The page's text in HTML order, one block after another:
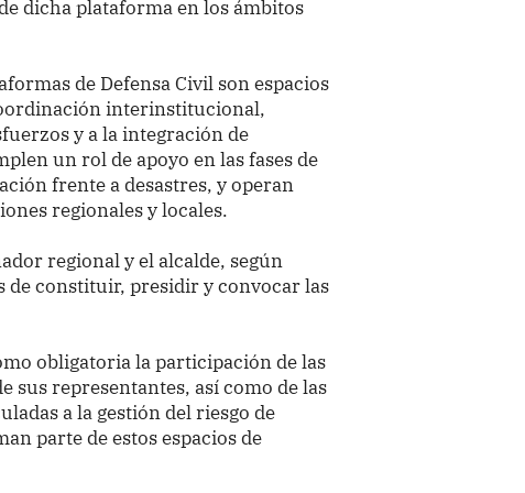
dicha plataforma en los ámbitos
de Defensa Civil son espacios
interinstitucional,
y a la integración de
un rol de apoyo en las fases de
frente a desastres, y operan
regionales y locales.
regional y el alcalde, según
de constituir, presidir y convocar las
obligatoria la participación de las
sus representantes, así como de las
a la gestión del riesgo de
parte de estos espacios de